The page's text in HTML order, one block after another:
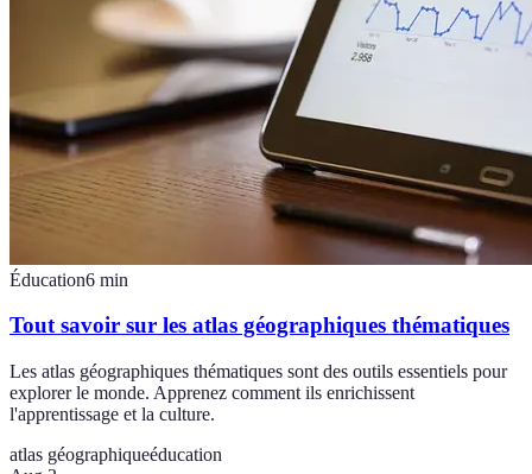
Éducation6 min
Tout savoir sur les atlas géographiques thématiques
Les atlas géographiques thématiques sont des outils essentiels pour
explorer le monde. Apprenez comment ils enrichissent
l'apprentissage et la culture.
atlas géographiqueéducation